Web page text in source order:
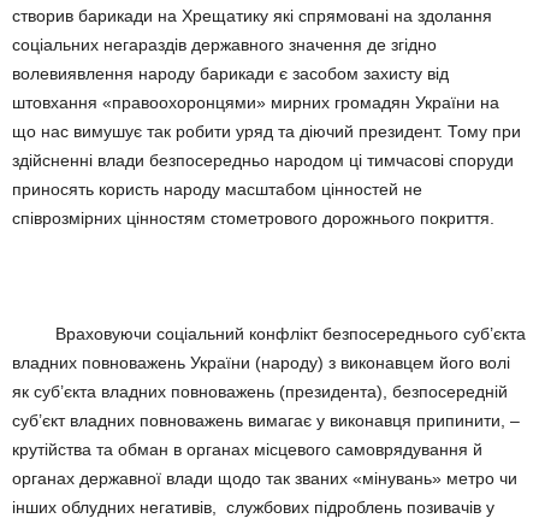
створив барикади на Хрещатику які спрямовані на здолання
соціальних негараздів державного значення де згідно
волевиявлення народу барикади є засобом захисту від
штовхання «правоохоронцями» мирних громадян України на
що нас вимушує так робити уряд та діючий президент. Тому при
здійсненні влади безпосередньо народом ці тимчасові споруди
приносять користь народу масштабом цінностей не
співрозмірних цінностям стометрового дорожнього покриття.
Враховуючи соціальний конфлікт безпосереднього суб’єкта
владних повноважень України (народу) з виконавцем його волі
як суб’єкта владних повноважень (президента), безпосередній
суб’єкт владних повноважень вимагає у виконавця припинити, –
крутійства та обман в органах місцевого самоврядування й
органах державної влади щодо так званих «мінувань» метро чи
інших облудних негативів, службових підроблень позивачів у